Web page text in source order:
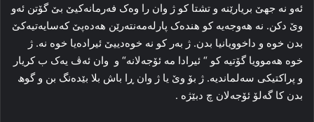
ئه‌و نه‌ جهێ بریارێنه‌ و تشتا کو ژ وان را وه‌ک فه‌رمانه‌کیێ بێ گۆتن ئه‌و
وێ دکن. نه‌ هه‌وجه‌یه‌ کو هنده‌ک پارله‌مه‌نته‌رێن هەدەپێ که‌سایه‌تیه‌کێ
بدن خوه‌ و داخوویانیا بدن. ژ به‌ر کو نه‌ خوه‌دییێ ئیراده‌یا خوه‌ نه‌. ژ
خوه‌ هه‌موویا گۆتیه‌ کو “ ئیرادا مه‌ ئۆجەلانه‌“ و وان ئه‌ڤ یه‌ک ب كریار
و پراكتیكی سەلماندیە‌. ژ بۆ وێ یا ژ وان ڕا‌ باش بلا بێده‌نگ بن و گوھ
بدن کا گه‌لۆ ئۆجەلان چ دبێژه‌ .